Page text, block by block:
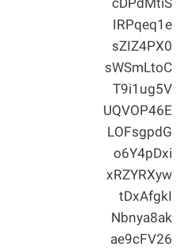
cDPdMtiS
IRPqeq1e
sZIZ4PX0
sWSmLtoC
T9i1ug5V
UQVOP46E
LOFsgpdG
o6Y4pDxi
xRZYRXyw
tDxAfgkI
Nbnya8ak
ae9cFV26